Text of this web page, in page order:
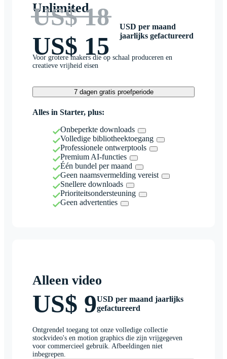
Unlimited
US$ 18
US$ 15
USD per maand
jaarlijks gefactureerd
Voor grotere makers die op schaal produceren en
creatieve vrijheid eisen
7 dagen gratis proefperiode
Alles in Starter, plus:
Onbeperkte downloads
Volledige bibliotheektoegang
Professionele ontwerptools
Premium AI-functies
Één bundel per maand
Geen naamsvermelding vereist
Snellere downloads
Prioriteitsondersteuning
Geen advertenties
Alleen video
US$ 9USD per maand jaarlijks
gefactureerd
Ontgrendel toegang tot onze volledige collectie
stockvideo's en motion graphics die zijn vrijgegeven
voor commercieel gebruik. Afbeeldingen niet
inbegrepen.